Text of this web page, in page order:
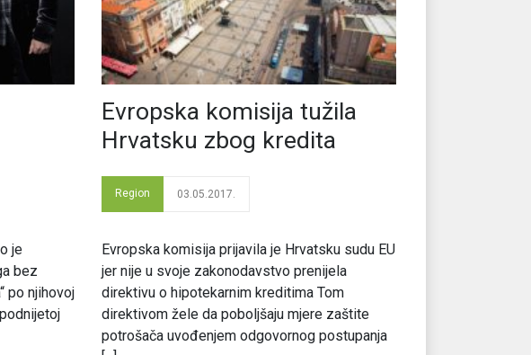
je
bez
po njihovoj
Evropska komisija tužila
Hrvatsku zbog kredita
Region 03.05.2017.
Evropska komisija prijavila je Hrvatsku sudu EU
jer nije u svoje zakonodavstvo prenijela
direktivu o hipotekarnim kreditima Tom
direktivom žele da poboljšaju mjere zaštite
potrošača uvođenjem odgovornog postupanja